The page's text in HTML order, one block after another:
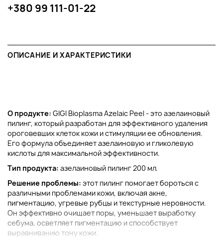
+380 99 111-01-22
ОПИСАНИЕ И ХАРАКТЕРИСТИКИ
О продукте: GIGI Bioplasma Azelaic Peel - это азелаиновый
пилинг, который разработан для эффективного удаления
ороговевших клеток кожи и стимуляции ее обновления.
Его формула объединяет азелаиновую и гликолевую
кислоты для максимальной эффективности.
Тип продукта: азелаиновый пилинг 200 мл.
Решение проблемы: этот пилинг помогает бороться с
различными проблемами кожи, включая акне,
пигментацию, угревые рубцы и текстурные неровности.
Он эффективно очищает поры, уменьшает выработку
себума, осветляет пигментацию и способствует
выравниванию тону кожи.